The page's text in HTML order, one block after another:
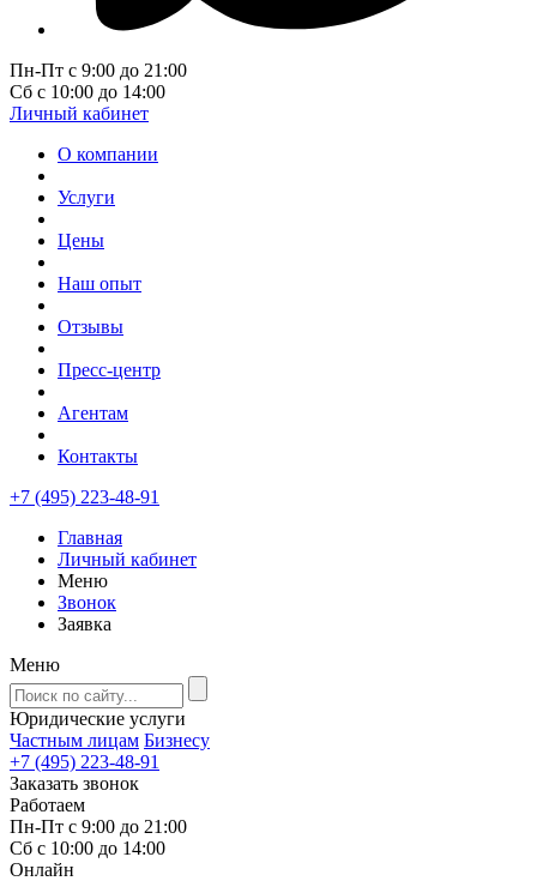
Пн-Пт с 9:00 до 21:00
Сб с 10:00 до 14:00
Личный кабинет
О компании
Услуги
Цены
Наш опыт
Отзывы
Пресс-центр
Агентам
Контакты
+7 (495) 223-48-91
Главная
Личный кабинет
Меню
Звонок
Заявка
Меню
Юридические услуги
Частным лицам Бизнесу
+7 (495) 223-48-91
Заказать звонок
Работаем
Пн-Пт с 9:00 до 21:00
Сб с 10:00 до 14:00
Онлайн